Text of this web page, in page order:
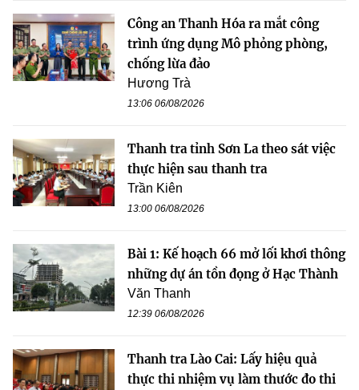
Công an Thanh Hóa ra mắt công
trình ứng dụng Mô phỏng phòng,
chống lừa đảo
Hương Trà
13:06 06/08/2026
Thanh tra tỉnh Sơn La theo sát việc
thực hiện sau thanh tra
Trần Kiên
13:00 06/08/2026
Bài 1: Kế hoạch 66 mở lối khơi thông
những dự án tồn đọng ở Hạc Thành
Văn Thanh
12:39 06/08/2026
Thanh tra Lào Cai: Lấy hiệu quả
thực thi nhiệm vụ làm thước đo thi